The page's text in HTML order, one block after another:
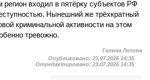
регион входил в пятёрку субъектов РФ
Нынешний же трёхкратный
криминальной активности на этом
тревожно.
Галина Летова
Опубликовано: 23.07.2026 14:35
Отредактировано: 23.07.2026 14:35